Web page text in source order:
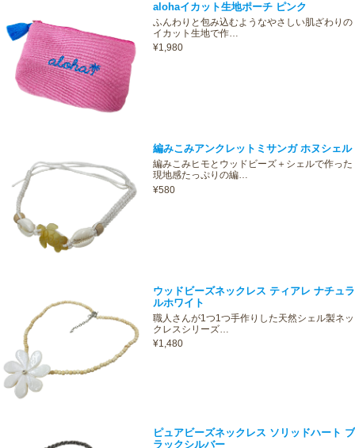
alohaイカット生地ポーチ ピンク
ふんわりと包み込むようなやさしい肌ざわりの
イカット生地で作…
¥1,980
編みこみアンクレットミサンガ ホヌシェル
編みこみヒモとウッドビーズ＋シェルで作った
現地感たっぷりの編…
¥580
ウッドビーズネックレス ティアレ ナチュラ
ルホワイト
職人さんが1つ1つ手作りした天然シェル製ネッ
クレスシリーズ…
¥1,480
ピュアビーズネックレス ソリッドハート ブ
ラックシルバー